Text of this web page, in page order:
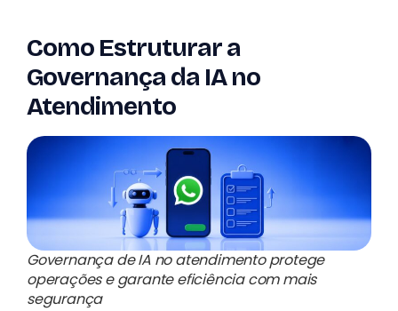
Como Estruturar a
Governança da IA no
Atendimento
Governança de IA no atendimento protege
operações e garante eficiência com mais
segurança